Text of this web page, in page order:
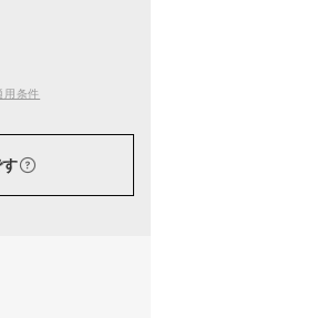
条件